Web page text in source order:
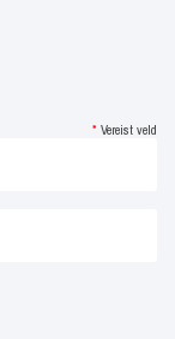
* Vereist veld